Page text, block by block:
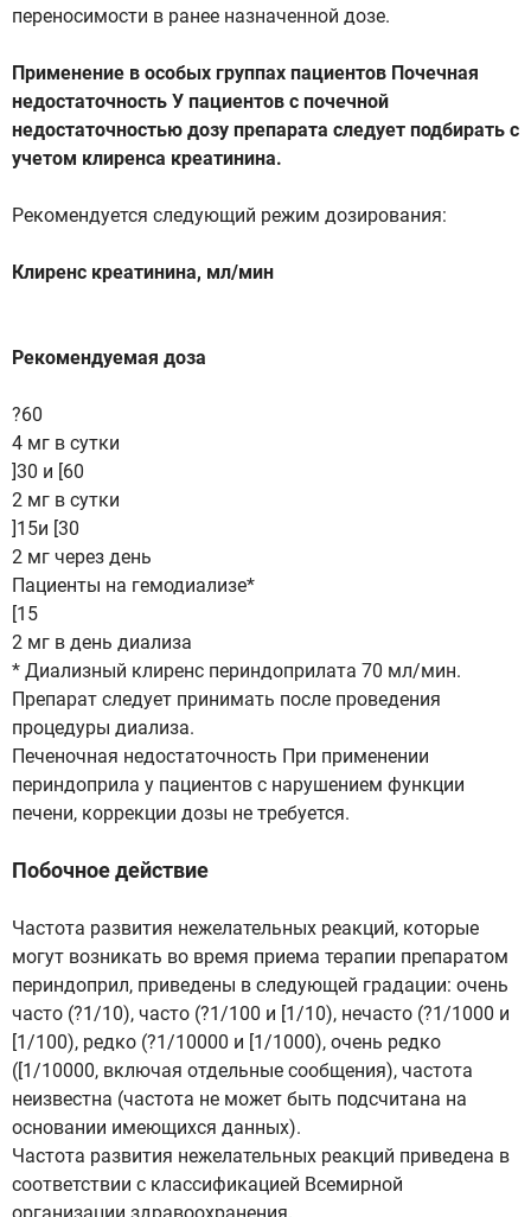
переносимости в ранее назначенной дозе.
Применение в особых группах пациентов Почечная
недостаточность У пациентов с почечной
недостаточностью дозу препарата следует подбирать с
учетом клиренса креатинина.
Рекомендуется следующий режим дозирования:
Клиренс креатинина, мл/мин
Рекомендуемая доза
?60
4 мг в сутки
]30 и [60
2 мг в сутки
]15и [30
2 мг через день
Пациенты на гемодиализе*
[15
2 мг в день диализа
* Диализный клиренс периндоприлата 70 мл/мин.
Препарат следует принимать после проведения
процедуры диализа.
Печеночная недостаточность При применении
периндоприла у пациентов с нарушением функции
печени, коррекции дозы не требуется.
Побочное действие
Частота развития нежелательных реакций, которые
могут возникать во время приема терапии препаратом
периндоприл, приведены в следующей градации: очень
часто (?1/10), часто (?1/100 и [1/10), нечасто (?1/1000 и
[1/100), редко (?1/10000 и [1/1000), очень редко
([1/10000, включая отдельные сообщения), частота
неизвестна (частота не может быть подсчитана на
основании имеющихся данных).
Частота развития нежелательных реакций приведена в
соответствии с классификацией Всемирной